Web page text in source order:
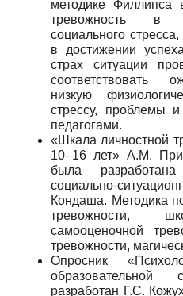
методике
тревожность в
социального
в достижении
страх ситуации
соответствовать
низкую
стрессу, проблемы
педагогами.
«Шкала личностной
10–16 лет» А.М.
была
социально-
Кондаша. Методика
тревожности,
самооценочной
тревожности,
Опросник
разработан Г.С.